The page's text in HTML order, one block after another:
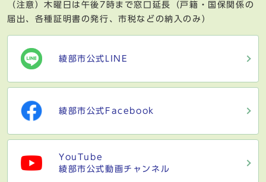
（注意）木曜日は午後7時まで窓口延長（戸籍・国保関係の
届出、各種証明書の発行、市税などの納入のみ）
綾部市公式LINE
綾部市公式Facebook
YouTube
綾部市公式動画チャンネル